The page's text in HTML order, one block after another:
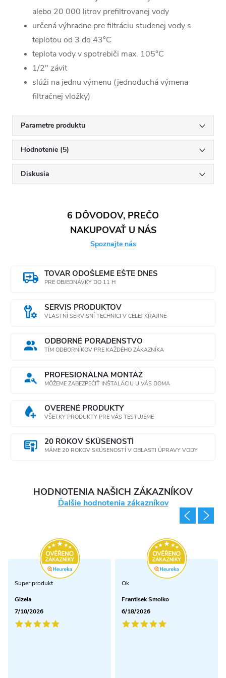
alebo 20 000 litrov prefiltrovanej vody
určená výhradne pre filtráciu studenej vody s
teplotou od 3 do 43°C
teplota vody v spotrebiči max. 105°C
1/2" závit
slúži na jednu výmenu (jednoduchá výmena
filtračnej vložky)
Parametre produktu
Hodnotenie (5)
Diskusia
6 DÔVODOV, PREČO
NAKUPOVAŤ U NÁS
Spoznajte nás
TOVAR ODOŠLEME EŠTE DNES
PRE OBJEDNÁVKY DO 11 H
SERVIS PRODUKTOV
VLASTNÍ SERVISNÍ TECHNICI V CELEJ KRAJINE
ODBORNÉ PORADENSTVO
TÍM ODBORNÍKOV PRE KAŽDÉHO ZÁKAZNÍKA
PROFESIONÁLNA MONTÁŽ
MÔŽEME ZABEZPEČIŤ INŠTALÁCIU U VÁS DOMA
OVERENÉ PRODUKTY
VŠETKY PRODUKTY PRE VÁS TESTUJEME
20 ROKOV SKÚSENOSTÍ
MÁME 20 ROKOV SKÚSENOSTÍ V OBLASTI ÚPRAVY VODY
HODNOTENIA NAŠICH ZÁKAZNÍKOV
Ďalšie hodnotenia zákazníkov
Super produkt
Gizela
7/10/2026
Ok
Frantisek Smolko
6/18/2026